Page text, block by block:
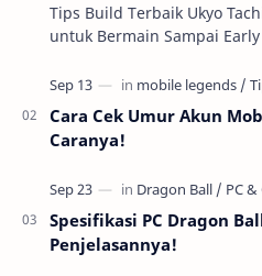
Tips Build Terbaik Ukyo
untuk Bermain Sampai
Cara Cek Umur Akun
Caranya!
Spesifikasi PC Dragon
Penjelasannya!